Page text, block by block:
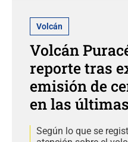
Volcán
Volcán
reporte tras
emisión de
en las
Según lo que se